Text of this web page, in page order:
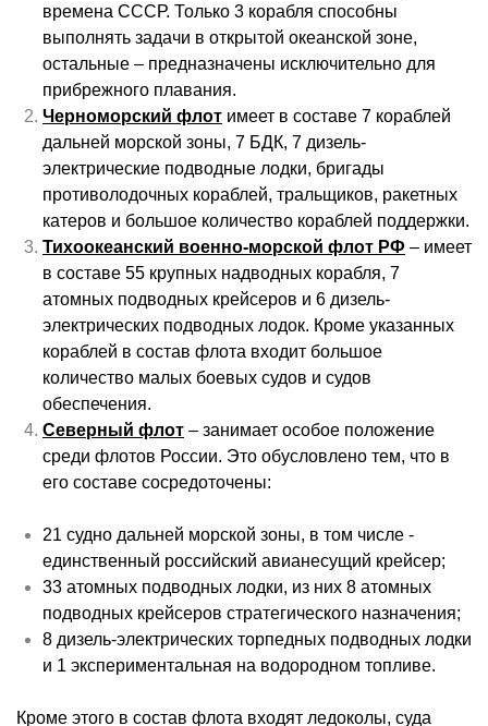
времена СССР. Только 3 корабля способны
выполнять задачи в открытой океанской зоне,
остальные – предназначены исключительно для
прибрежного плавания.
Черноморский флот имеет в составе 7 кораблей
дальней морской зоны, 7 БДК, 7 дизель-
электрические подводные лодки, бригады
противолодочных кораблей, тральщиков, ракетных
катеров и большое количество кораблей поддержки.
Тихоокеанский военно-морской флот РФ – имеет
в составе 55 крупных надводных корабля, 7
атомных подводных крейсеров и 6 дизель-
электрических подводных лодок. Кроме указанных
кораблей в состав флота входит большое
количество малых боевых судов и судов
обеспечения.
Северный флот – занимает особое положение
среди флотов России. Это обусловлено тем, что в
его составе сосредоточены:
21 судно дальней морской зоны, в том числе -
единственный российский авианесущий крейсер;
33 атомных подводных лодки, из них 8 атомных
подводных крейсеров стратегического назначения;
8 дизель-электрических торпедных подводных лодки
и 1 экспериментальная на водородном топливе.
Кроме этого в состав флота входят ледоколы, суда